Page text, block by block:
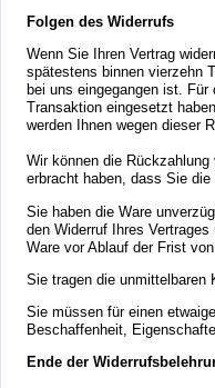
Folgen des Widerrufs
Wenn Sie Ihren Vertrag
spätestens binnen vierzehn
bei uns eingegangen ist.
Transaktion eingesetzt
werden Ihnen wegen dieser
Wir können die
erbracht haben, dass Sie
Sie haben die Ware
den Widerruf Ihres
Ware vor Ablauf der Frist
Sie tragen die unmittelbaren
Sie müssen für einen
Beschaffenheit,
Ende der